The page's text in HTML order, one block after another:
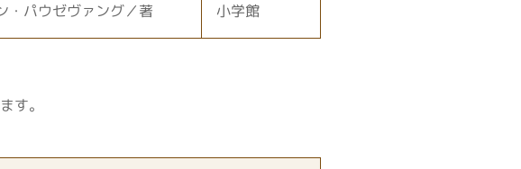
・パウゼヴァング／著 小学館
す。